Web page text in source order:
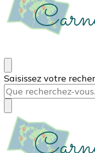
Carnets de voyages
Blog voyage à la
voyages, des
Vous
recherchiez
quelque
chose ?
Saisissez votre